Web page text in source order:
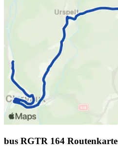
bus RGTR 164 Routenkarte